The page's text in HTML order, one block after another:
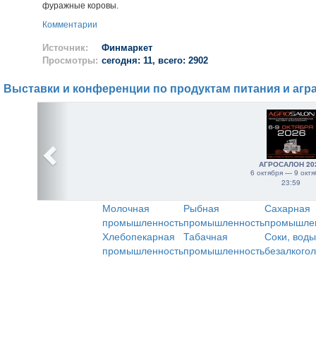
фуражные коровы.
Комментарии
Источник:
Финмаркет
Просмотры: сегодня: 11, всего: 2902
Выставки и конференции по продуктам питания и
АГРОСАЛОН
6 октября — 9
23:59
Молочная
промышленность
Рыбная
промышленность
Сахарная
Хлебопекарная
промышленность
Табачная
промышленность
Соки,